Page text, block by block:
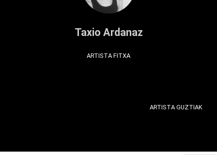
Taxio Ardanaz
ARTISTA FITXA
ARTISTA GUZTIAK